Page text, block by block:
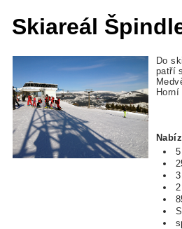
Skiareál
Do
patří